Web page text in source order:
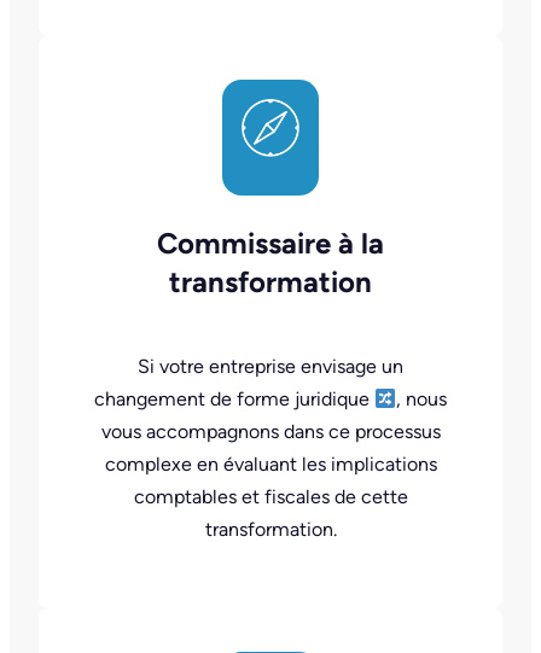
Commissaire à la
transformation
Si votre entreprise envisage un
changement de forme juridique
, nous
vous accompagnons dans ce processus
complexe en évaluant les implications
comptables et fiscales de cette
transformation.